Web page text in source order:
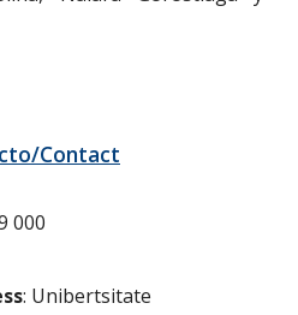
Contact
000
: Unibertsitate